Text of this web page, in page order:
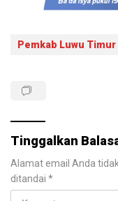
Pemkab Luwu Timur
Tinggalkan
Alamat email Anda
ditandai *